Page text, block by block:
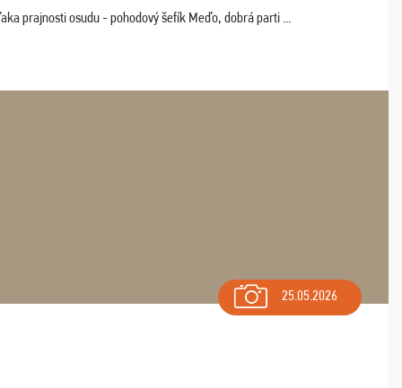
prajnosti osudu - pohodový šefík Meďo, dobrá parti ...
25.05.2026